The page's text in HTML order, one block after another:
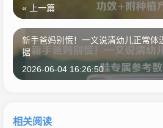
« 上一篇
新手爸妈别慌！一文说清幼儿正常体
据
2026-06-04 16:26:50
相关阅读